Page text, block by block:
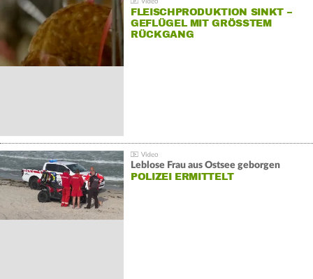
FLEISCHPRODUKTION SINKT –
GEFLÜGEL MIT GRÖSSTEM R
ÜCKGANG
Leblose Frau aus Ostsee geborgen
POLIZEI ERMITTELT